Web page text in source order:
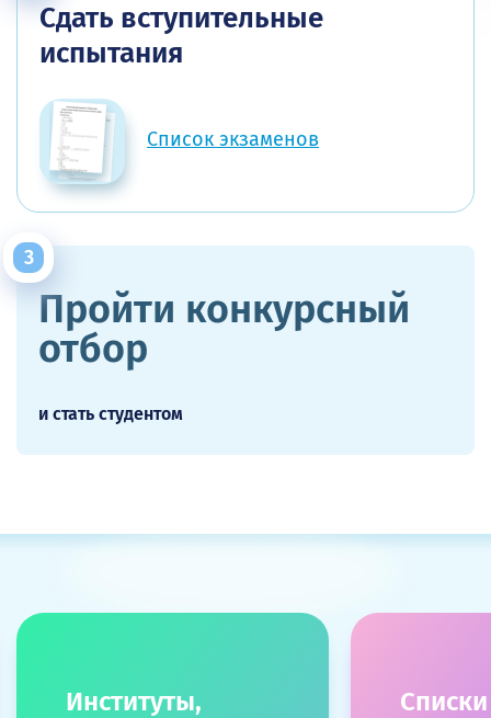
Сдать вступительные
испытания
Список экзаменов
Пройти конкурсный
отбор
и стать студентом
Институты,
Списки